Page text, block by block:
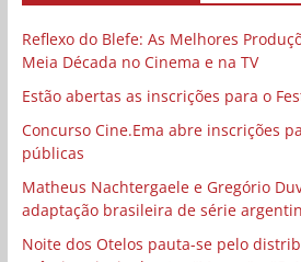
Reflexo do Blefe: As Melhores
Meia Década no Cinema e na TV
Estão abertas as inscrições para o
Concurso Cine.Ema abre inscrições
públicas
Matheus Nachtergaele e Gregório
adaptação brasileira de série
Noite dos Otelos pauta-se pelo